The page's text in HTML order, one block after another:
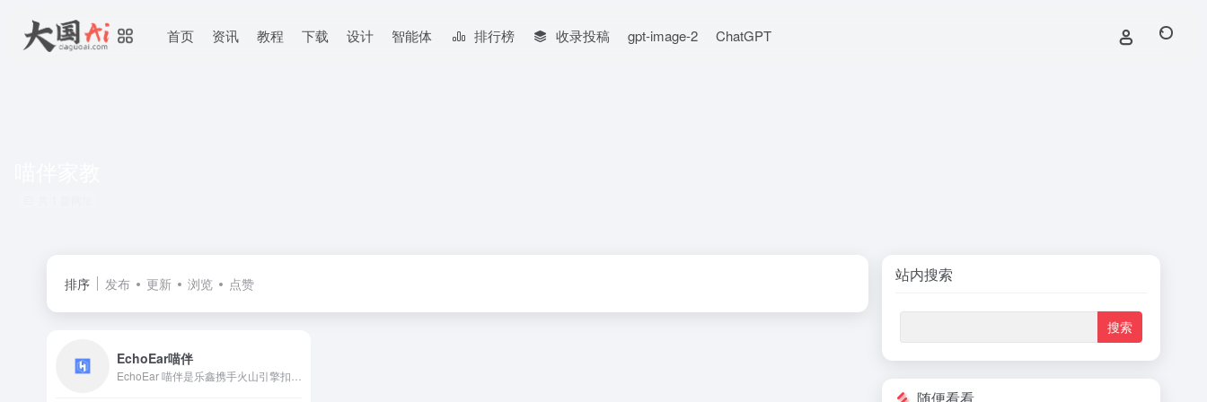
首页 资讯 教程 下载 设计 智能体 排行榜 收录投稿 gpt-image-2 ChatGPT
排序 发布 更新 浏览 点赞
EchoEar喵伴
站内搜索